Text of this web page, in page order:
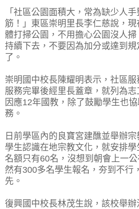
「社區公園面積大，常為缺少人
筋！」東區崇明里長李仁慈說，
體打掃公園，不用擔心公園沒人
持續下去，不要因為加分或達到
了。
崇明國中校長陳耀明表示，社區服
服務完畢後經里長蓋章，就列為
因應12年國教，除了鼓勵學生也
務。
日前學區內的良寶宮建醮並舉辦
學生認識在地宗教文化，就安排學
名額只有60名，沒想到朝會上一
然有300多名學生報名，夯到不行
先。
復興國中校長林茂生說，該校舉